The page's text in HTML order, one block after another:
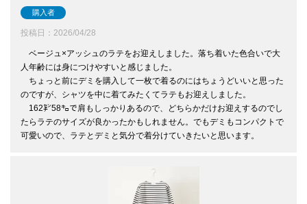
購入者
投稿日 2026/04/28
ベージュ×アッシュのラテをお迎えしました。落ち着いた色合いで大
人年齢には身につけやすいと感じました。
ちょっと前にデミを購入して一枚で着るのにはちょうどいいと思った
のですが、シャツを中に着てみたくてラテもお迎えしました。
162㌢58㌔で肩もしっかりあるので、どちらかだけお迎えするのでし
たらラテのサイズが良かったかもしれません。でもデミもコンパクトで
可愛いので、ラテとデミと気分で着分けていきたいと思います。